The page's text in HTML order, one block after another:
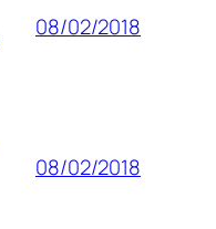
08/02/2018
08/02/2018